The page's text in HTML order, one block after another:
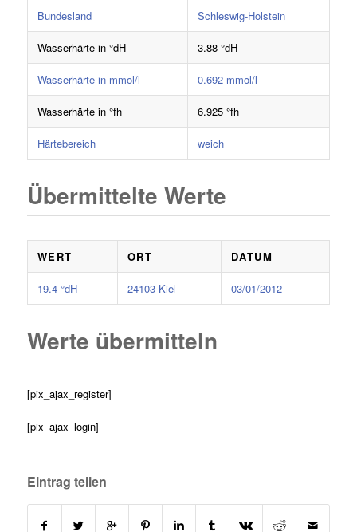
Bundesland Schleswig-Holstein
Wasserhärte in °dH 3.88 °dH
Wasserhärte in mmol/l 0.692 mmol/l
Wasserhärte in °fh 6.925 °fh
Härtebereich weich
Übermittelte Werte
WERT ORT DATUM
19.4 °dH 24103 Kiel 03/01/2012
Werte übermitteln
[pix_ajax_register]
[pix_ajax_login]
Eintrag teilen